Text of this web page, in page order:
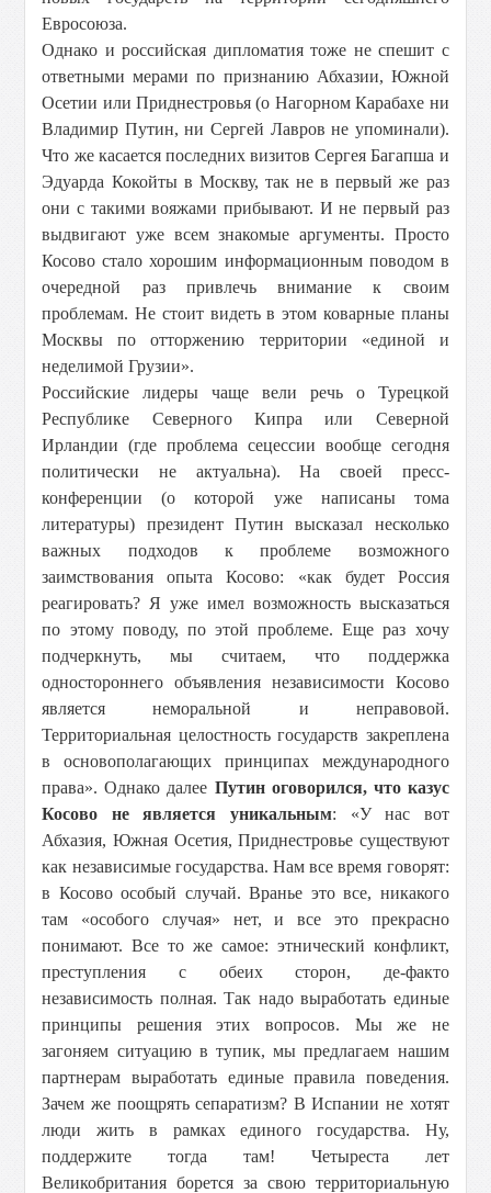
Евросоюза.
Однако и российская дипломатия тоже не спешит с
ответными мерами по признанию Абхазии, Южной
Осетии или Приднестровья (о Нагорном Карабахе ни
Владимир Путин, ни Сергей Лавров не упоминали).
Что же касается последних визитов Сергея Багапша и
Эдуарда Кокойты в Москву, так не в первый же раз
они с такими вояжами прибывают. И не первый раз
выдвигают уже всем знакомые аргументы. Просто
Косово стало хорошим информационным поводом в
очередной раз привлечь внимание к своим
проблемам. Не стоит видеть в этом коварные планы
Москвы по отторжению территории «единой и
неделимой Грузии».
Российские лидеры чаще вели речь о Турецкой
Республике Северного Кипра или Северной
Ирландии (где проблема сецессии вообще сегодня
политически не актуальна). На своей пресс-
конференции (о которой уже написаны тома
литературы) президент Путин высказал несколько
важных подходов к проблеме возможного
заимствования опыта Косово: «как будет Россия
реагировать? Я уже имел возможность высказаться
по этому поводу, по этой проблеме. Еще раз хочу
подчеркнуть, мы считаем, что поддержка
одностороннего объявления независимости Косово
является неморальной и неправовой.
Территориальная целостность государств закреплена
в основополагающих принципах международного
права». Однако далее Путин оговорился, что казус
Косово не является уникальным: «У нас вот
Абхазия, Южная Осетия, Приднестровье существуют
как независимые государства. Нам все время говорят:
в Косово особый случай. Вранье это все, никакого
там «особого случая» нет, и все это прекрасно
понимают. Все то же самое: этнический конфликт,
преступления с обеих сторон, де-факто
независимость полная. Так надо выработать единые
принципы решения этих вопросов. Мы же не
загоняем ситуацию в тупик, мы предлагаем нашим
партнерам выработать единые правила поведения.
Зачем же поощрять сепаратизм? В Испании не хотят
люди жить в рамках единого государства. Ну,
поддержите тогда там! Четыреста лет
Великобритания борется за свою территориальную